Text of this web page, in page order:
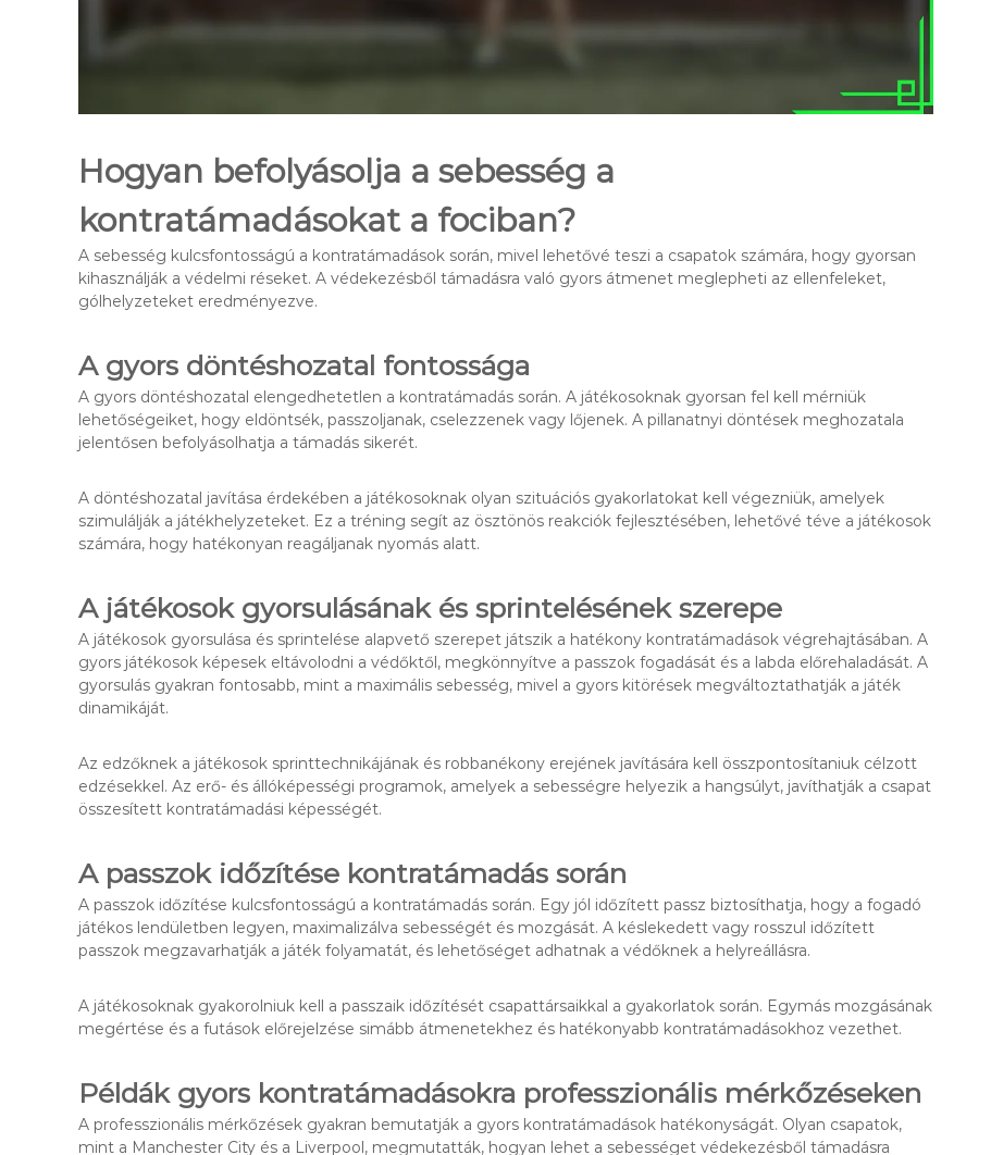
Hogyan befolyásolja a sebesség a
kontratámadásokat a fociban?
A sebesség kulcsfontosságú a kontratámadások során, mivel lehetővé teszi a csapatok számára, hogy gyorsan
kihasználják a védelmi réseket. A védekezésből támadásra való gyors átmenet meglepheti az ellenfeleket,
gólhelyzeteket eredményezve.
A gyors döntéshozatal fontossága
A gyors döntéshozatal elengedhetetlen a kontratámadás során. A játékosoknak gyorsan fel kell mérniük
lehetőségeiket, hogy eldöntsék, passzoljanak, cselezzenek vagy lőjenek. A pillanatnyi döntések meghozatala
jelentősen befolyásolhatja a támadás sikerét.
A döntéshozatal javítása érdekében a játékosoknak olyan szituációs gyakorlatokat kell végezniük, amelyek
szimulálják a játékhelyzeteket. Ez a tréning segít az ösztönös reakciók fejlesztésében, lehetővé téve a játékosok
számára, hogy hatékonyan reagáljanak nyomás alatt.
A játékosok gyorsulásának és sprintelésének szerepe
A játékosok gyorsulása és sprintelése alapvető szerepet játszik a hatékony kontratámadások végrehajtásában. A
gyors játékosok képesek eltávolodni a védőktől, megkönnyítve a passzok fogadását és a labda előrehaladását. A
gyorsulás gyakran fontosabb, mint a maximális sebesség, mivel a gyors kitörések megváltoztathatják a játék
dinamikáját.
Az edzőknek a játékosok sprinttechnikájának és robbanékony erejének javítására kell összpontosítaniuk célzott
edzésekkel. Az erő- és állóképességi programok, amelyek a sebességre helyezik a hangsúlyt, javíthatják a csapat
összesített kontratámadási képességét.
A passzok időzítése kontratámadás során
A passzok időzítése kulcsfontosságú a kontratámadás során. Egy jól időzített passz biztosíthatja, hogy a fogadó
játékos lendületben legyen, maximalizálva sebességét és mozgását. A késlekedett vagy rosszul időzített
passzok megzavarhatják a játék folyamatát, és lehetőséget adhatnak a védőknek a helyreállásra.
A játékosoknak gyakorolniuk kell a passzaik időzítését csapattársaikkal a gyakorlatok során. Egymás mozgásának
megértése és a futások előrejelzése simább átmenetekhez és hatékonyabb kontratámadásokhoz vezethet.
Példák gyors kontratámadásokra professzionális mérkőzéseken
A professzionális mérkőzések gyakran bemutatják a gyors kontratámadások hatékonyságát. Olyan csapatok,
mint a Manchester City és a Liverpool, megmutatták, hogyan lehet a sebességet védekezésből támadásra